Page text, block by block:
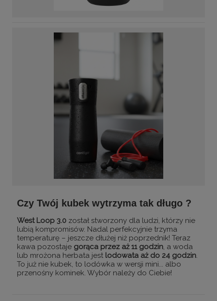
Czy Twój kubek wytrzyma tak długo ?
West Loop 3.0 został stworzony dla ludzi, którzy nie
lubią kompromisów. Nadal perfekcyjnie trzyma
temperaturę – jeszcze dłużej niż poprzednik! Teraz
kawa pozostaje gorąca przez aż 11 godzin, a woda
lub mrożona herbata jest lodowata aż do 24 godzin.
To już nie kubek, to lodówka w wersji mini... albo
przenośny kominek. Wybór należy do Ciebie!